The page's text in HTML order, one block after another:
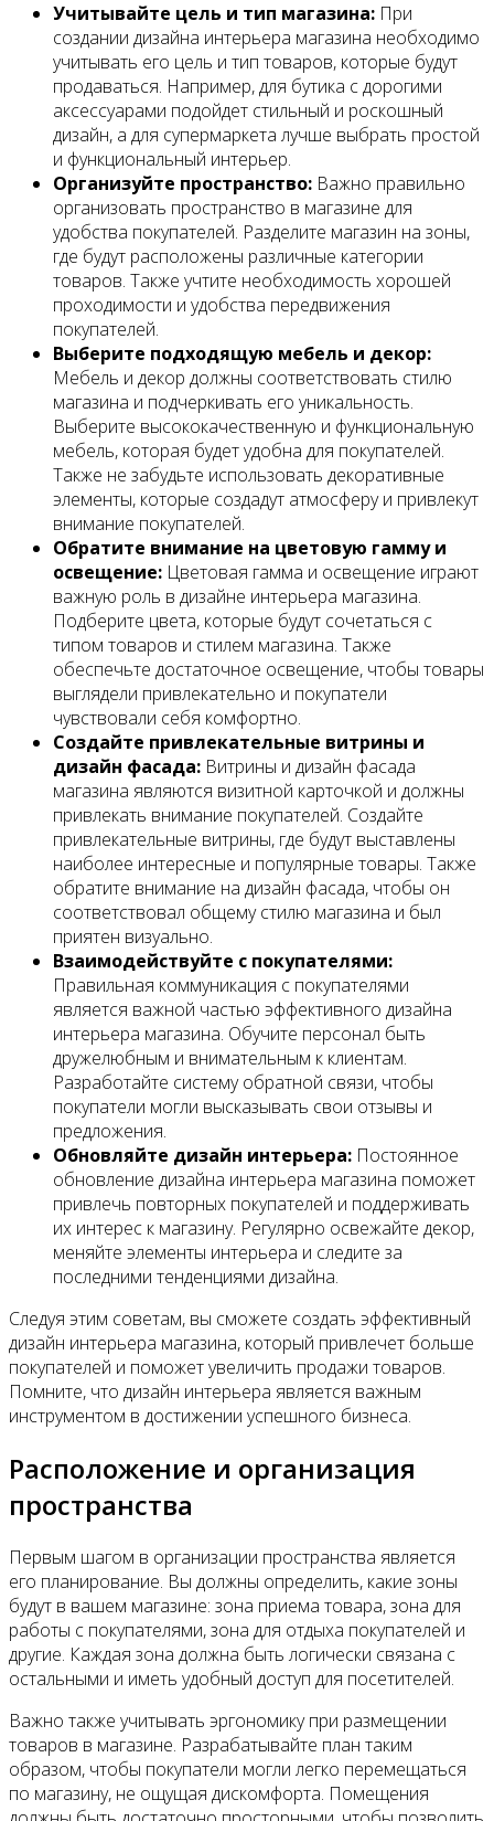
Учитывайте цель и тип магазина: При
создании дизайна интерьера магазина необходимо
учитывать его цель и тип товаров, которые будут
продаваться. Например, для бутика с дорогими
аксессуарами подойдет стильный и роскошный
дизайн, а для супермаркета лучше выбрать простой
и функциональный интерьер.
Организуйте пространство: Важно правильно
организовать пространство в магазине для
удобства покупателей. Разделите магазин на зоны,
где будут расположены различные категории
товаров. Также учтите необходимость хорошей
проходимости и удобства передвижения
покупателей.
Выберите подходящую мебель и декор:
Мебель и декор должны соответствовать стилю
магазина и подчеркивать его уникальность.
Выберите высококачественную и функциональную
мебель, которая будет удобна для покупателей.
Также не забудьте использовать декоративные
элементы, которые создадут атмосферу и привлекут
внимание покупателей.
Обратите внимание на цветовую гамму и
освещение: Цветовая гамма и освещение играют
важную роль в дизайне интерьера магазина.
Подберите цвета, которые будут сочетаться с
типом товаров и стилем магазина. Также
обеспечьте достаточное освещение, чтобы товары
выглядели привлекательно и покупатели
чувствовали себя комфортно.
Создайте привлекательные витрины и
дизайн фасада: Витрины и дизайн фасада
магазина являются визитной карточкой и должны
привлекать внимание покупателей. Создайте
привлекательные витрины, где будут выставлены
наиболее интересные и популярные товары. Также
обратите внимание на дизайн фасада, чтобы он
соответствовал общему стилю магазина и был
приятен визуально.
Взаимодействуйте с покупателями:
Правильная коммуникация с покупателями
является важной частью эффективного дизайна
интерьера магазина. Обучите персонал быть
дружелюбным и внимательным к клиентам.
Разработайте систему обратной связи, чтобы
покупатели могли высказывать свои отзывы и
предложения.
Обновляйте дизайн интерьера: Постоянное
обновление дизайна интерьера магазина поможет
привлечь повторных покупателей и поддерживать
их интерес к магазину. Регулярно освежайте декор,
меняйте элементы интерьера и следите за
последними тенденциями дизайна.
Следуя этим советам, вы сможете создать эффективный
дизайн интерьера магазина, который привлечет больше
покупателей и поможет увеличить продажи товаров.
Помните, что дизайн интерьера является важным
инструментом в достижении успешного бизнеса.
Расположение и организация
пространства
Первым шагом в организации пространства является
его планирование. Вы должны определить, какие зоны
будут в вашем магазине: зона приема товара, зона для
работы с покупателями, зона для отдыха покупателей и
другие. Каждая зона должна быть логически связана с
остальными и иметь удобный доступ для посетителей.
Важно также учитывать эргономику при размещении
товаров в магазине. Разрабатывайте план таким
образом, чтобы покупатели могли легко перемещаться
по магазину, не ощущая дискомфорта. Помещения